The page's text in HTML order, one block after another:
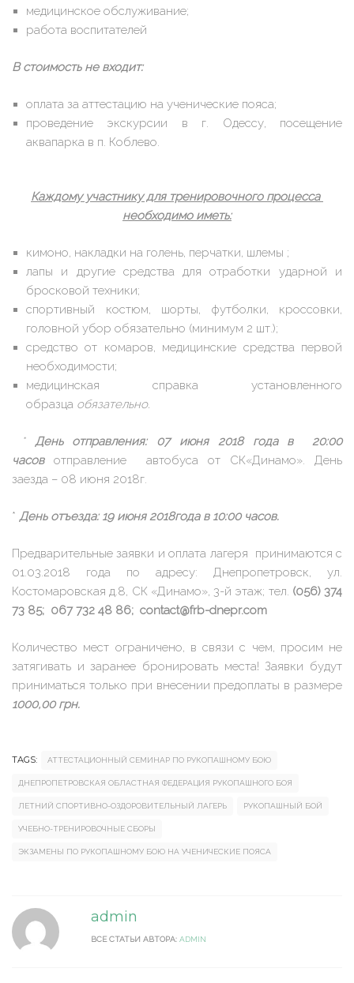
медицинское обслуживание;
работа воспитателей
В стоимость не входит:
оплата за аттестацию на ученические пояса;
проведение экскурсии в г. Одессу, посещение
аквапарка в п. Коблево.
Каждому участнику для тренировочного процесса
необходимо иметь:
кимоно, накладки на голень, перчатки, шлемы ;
лапы и другие средства для отработки ударной и
бросковой техники;
спортивный костюм, шорты, футболки, кроссовки,
головной убор обязательно (минимум 2 шт.);
средство от комаров, медицинские средства первой
необходимости;
медицинская справка установленного
образца обязательно.
* День отправления:
07 июня 2018 года в 20:00
часовотправление автобуса от СК«Динамо». День
заезда – 08 июня 2018г.
* День отъезда: 19 июня 2018года в 10:00 часов.
Предварительные заявки и оплата лагеря принимаются с
01.03.2018 года по адресу: Днепропетровск, ул.
Костомаровская д.8, СК «Динамо», 3-й этаж; тел. (056) 374
73 85; 067 732 48 86; contact@frb-dnepr.com
Количество мест ограничено, в связи с чем, просим не
затягивать и заранее бронировать места! Заявки будут
приниматься только при внесении предоплаты в размере
1000,00 грн.
TAGS: АТТЕСТАЦИОННЫЙ СЕМИНАР ПО РУКОПАШНОМУ БОЮ
ДНЕПРОПЕТРОВСКАЯ ОБЛАСТНАЯ ФЕДЕРАЦИЯ РУКОПАШНОГО БОЯ
ЛЕТНИЙ СПОРТИВНО-ОЗДОРОВИТЕЛЬНЫЙ ЛАГЕРЬ РУКОПАШНЫЙ БОЙ
УЧЕБНО-ТРЕНИРОВОЧНЫЕ СБОРЫ
ЭКЗАМЕНЫ ПО РУКОПАШНОМУ БОЮ НА УЧЕНИЧЕСКИЕ ПОЯСА
admin
ВСЕ СТАТЬИ АВТОРА: ADMIN